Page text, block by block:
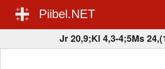
Piibel.NET
Jr 20,9;Kl 4,3-4;5Ms